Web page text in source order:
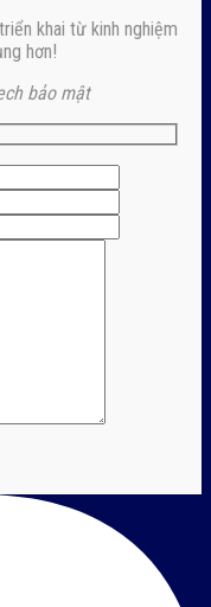
khai từ kinh nghiệm
hơn!
bảo mật